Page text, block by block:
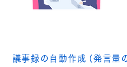
議事録の自動作成 (発言量